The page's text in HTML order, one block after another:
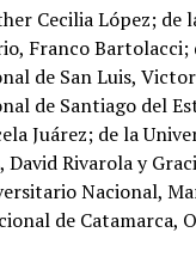
Cecilia López; de
Franco Bartolacci;
de San Luis,
de Santiago del
Juárez; de la
David Rivarola y
Nacional,
de Catamarca,